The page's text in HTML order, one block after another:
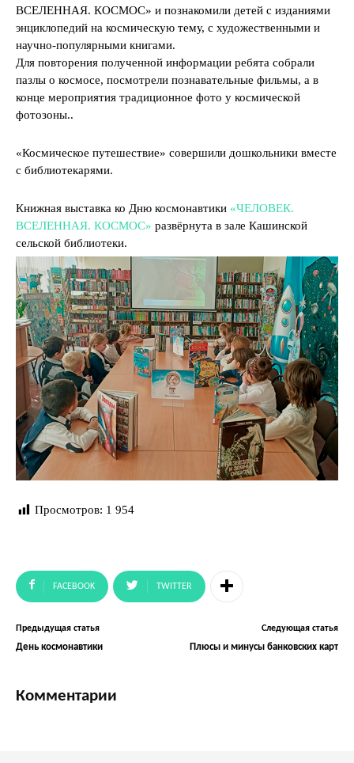
ВСЕЛЕННАЯ. КОСМОС» и познакомили детей с изданиями
энциклопедий на космическую тему, с художественными и
научно-популярными книгами.
Для повторения полученной информации ребята собрали
пазлы о космосе, посмотрели познавательные фильмы, а в
конце мероприятия традиционное фото у космической
фотозоны..
«Космическое путешествие» совершили дошкольники вместе
с библиотекарями.
Книжная выставка ко Дню космонавтики «ЧЕЛОВЕК.
ВСЕЛЕННАЯ. КОСМОС» развёрнута в зале Кашинской
сельской библиотеки.
Просмотров: 1 954
FACEBOOK TWITTER
Предыдущая статья
День космонавтики
Следующая статья
Плюсы и минусы банковских карт
Комментарии